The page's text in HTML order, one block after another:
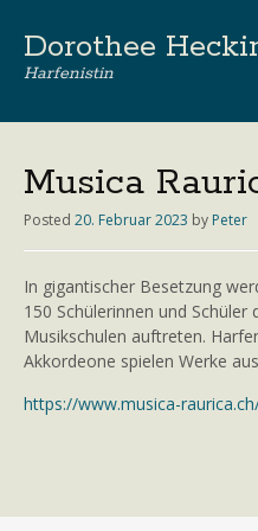
Dorothee
Harfenistin
Musica
Posted 20. Februar 2023 by Peter
In gigantischer Besetzung
150 Schülerinnen und
Musikschulen auftreten.
Akkordeone spielen Werke
https://www.musica-